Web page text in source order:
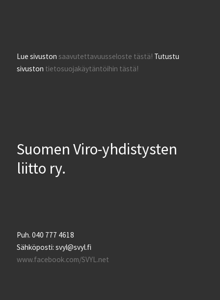
Lue sivustonsaavutettavuusseloste tästä! Tutustu
sivuston tietosuojakäytäntöihin tästä!
Suomen Viro-yhdistysten
liitto ry.
Puh. 040 777 4618
Sähköposti: svyl@svyl.fi
www.facebook.com/SVYL.net